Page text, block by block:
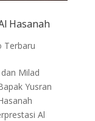
Hasanah
Terbaru
Milad
Yusran
Al